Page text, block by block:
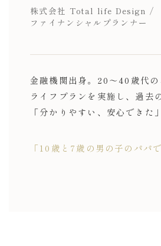
株式会社 Total life Design /
ファイナンシャルプランナー
金融機関出身。 20〜40歳代の
ライフプランを実施し、 過去
「分かりやすい、安心できた
「10歳と7歳の男の子のパパ